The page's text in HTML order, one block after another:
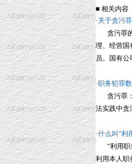
■ 相关内容
· 关于贪污
贪污罪的
理、经营国
员。国有
·职务犯罪
贪污罪：
法实践中贪
·什么叫“利
“利用职
利用本人职